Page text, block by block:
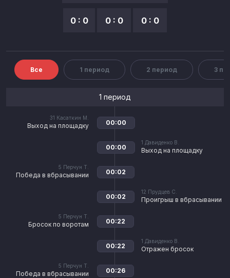
0 : 0 0 : 0 0 : 0
Все 1 период 2 период 3
1 период
31 Касаткин М.
Выход на площадку 00:00
1 Давиденко В.
Выход на площадку
00:00
5 Перчун Т.
Победа в вбрасывании 00:02
12 Прудцев С.
Проигрыш в вбрасывании
00:02
5 Перчун Т.
Бросок по воротам 00:22
1 Давиденко В.
Отражен бросок
00:22
5 Перчун Т.
Победа в вбрасывании 00:26